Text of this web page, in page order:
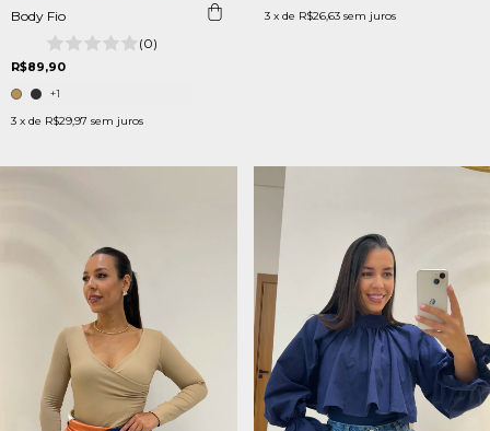
Body Fio
(0)
R$89,90
+1
3 x de R$29,97 sem juros
3 x de R$26,63 sem juros